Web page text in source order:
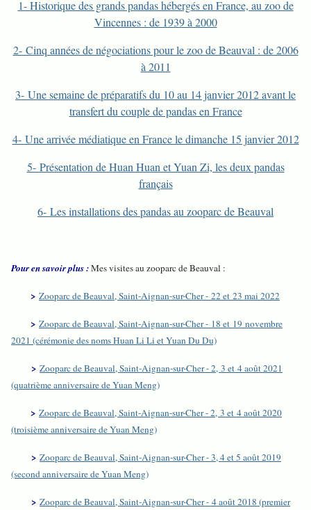
1- Historique des grands pandas hébergés en France, au zoo de
Vincennes : de 1939 à 2000
2- Cinq années de négociations pour le zoo de Beauval : de 2006
à 2011
3- Une semaine de préparatifs du 10 au 14 janvier 2012 avant le
transfert du couple de pandas en France
4- Une arrivée médiatique en France le dimanche 15 janvier 2012
5- Présentation de Huan Huan et Yuan Zi, les deux pandas
français
6- Les installations des pandas au zooparc de Beauval
Pour en savoir plus :Mes visites au zooparc de Beauval :
> Zooparc de Beauval, Saint-Aignan-sur-Cher - 22 et 23 mai 2022
> Zooparc de Beauval, Saint-Aignan-sur-Cher - 18 et 19 novembre
2021 (cérémonie des noms Huan Li Li et Yuan Du Du)
> Zooparc de Beauval, Saint-Aignan-sur-Cher - 2, 3 et 4 août 2021
(quatrième anniversaire de Yuan Meng)
> Zooparc de Beauval, Saint-Aignan-sur-Cher - 2, 3 et 4 août 2020
(troisième anniversaire de Yuan Meng)
> Zooparc de Beauval, Saint-Aignan-sur-Cher - 3, 4 et 5 août 2019
(second anniversaire de Yuan Meng)
> Zooparc de Beauval, Saint-Aignan-sur-Cher - 4 août 2018 (premier